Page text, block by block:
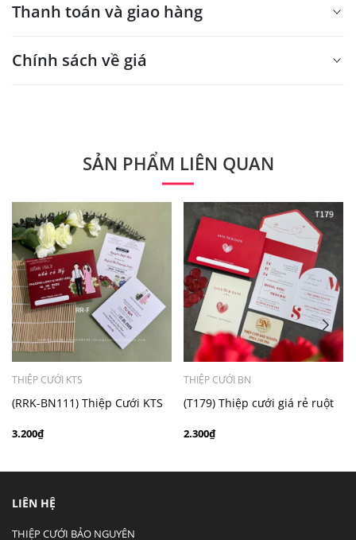
Thanh toán và giao hàng
Chính sách về giá
Quý khách vui lòng liên hệ để có thông tin chính xác.
- Mẫu dưới 3000 giá chưa bao gồm bản đồ, quý khách
có nhu cầu in bản đồ sẽ có mức phí 300 - 500 đồng 1
thiệp tuỳ chất liệu.
SẢN PHẨM LIÊN QUAN
THIỆP CƯỚI KTS
(RRK-BN111) Thiệp Cưới KTS
3.200₫
THIỆP CƯỚI BN
(T179) Thiệp cưới giá rẻ ruột
2.300₫
LIÊN HỆ
THIỆP CƯỚI BẢO NGUYÊN